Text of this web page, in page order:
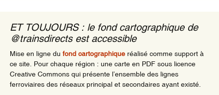
ET TOUJOURS : le fond cartographique de
@trainsdirects est accessible
Mise en ligne du fond cartographique réalisé comme support à
ce site. Pour chaque région : une carte en PDF sous licence
Creative Commons qui présente l’ensemble des lignes
ferroviaires des réseaux principal et secondaires ayant existé.